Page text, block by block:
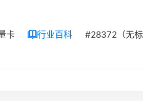
卡 行业百科 #28372（无标